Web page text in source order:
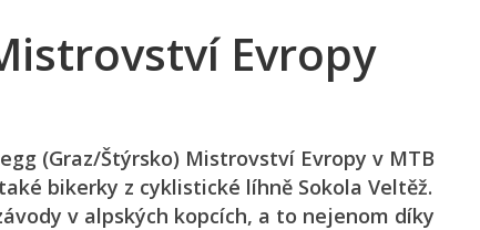
Evropy
(Graz/Štýrsko) Mistrovství Evropy v MTB
bikerky z cyklistické líhně Sokola Veltěž.
v alpských kopcích, a to nejenom díky